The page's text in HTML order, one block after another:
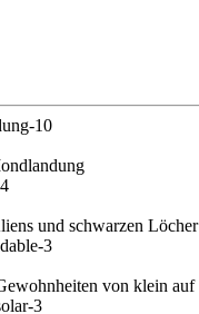
und schwarzen Löcher
von klein auf